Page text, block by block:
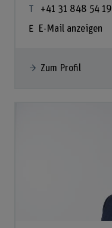
+41 31 848 54 19
E-Mail anzeigen
Zum Profil